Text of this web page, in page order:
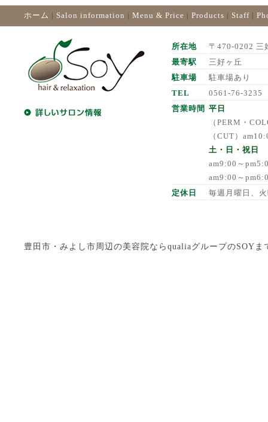
ホーム | Salon information | Menu & Price | Products | Staff |
所在地
〒470-0202 三
最寄駅
三好ヶ丘
駐車場
駐車場あり
TEL
0561-76-3235
営業時間 平日
（PERM・
（CUT）
土・日・祝日
am9:00～
am9:00～
定休日
毎週月曜日、
豊田市・みよし市周辺の美容院ならqualiaグループのSOY